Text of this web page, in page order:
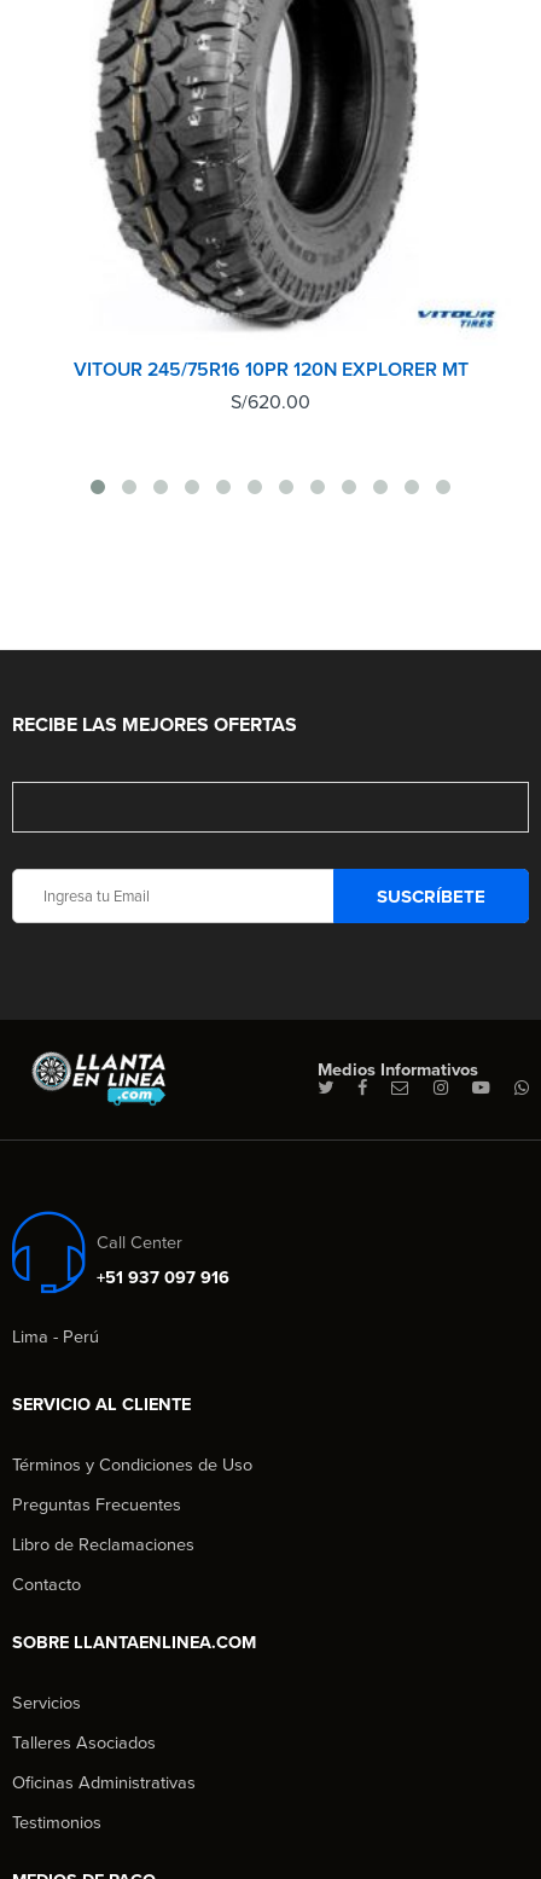
VITOUR 245/75R16 10PR 120N EXPLORER MT
S/620.00
RECIBE LAS MEJORES OFERTAS
Medios Informativos
Call Center
+51 937 097 916
Lima - Perú
SERVICIO AL CLIENTE
Términos y Condiciones de Uso
Preguntas Frecuentes
Libro de Reclamaciones
Contacto
SOBRE LLANTAENLINEA.COM
Servicios
Talleres Asociados
Oficinas Administrativas
Testimonios